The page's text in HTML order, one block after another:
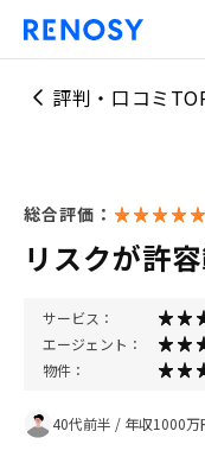
評判・口コミ
総合評価：
リスクが許
サービス：
エージェント：
物件：
40代前半 / 年収1000万